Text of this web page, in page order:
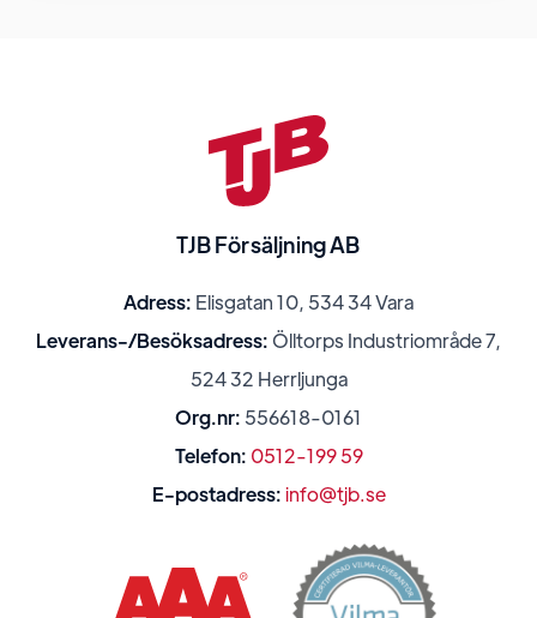
TJB Försäljning AB
Adress: Elisgatan 10, 534 34 Vara
Leverans-/Besöksadress: Ölltorps Industriområde 7,
524 32 Herrljunga
Org.nr: 556618-0161
Telefon: 0512-199 59
E-postadress: info@tjb.se